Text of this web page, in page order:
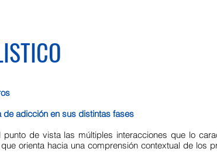
adicción en sus distintas fases
de vista las múltiples interacciones que lo
orienta hacia una comprensión contextual de los